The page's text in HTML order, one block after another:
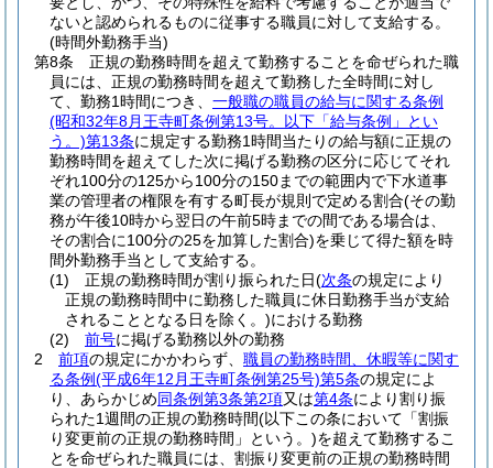
ないと認められるものに従事する職員に対して支給する。
(時間外勤務手当)
第8条
正規の勤務時間を超えて勤務することを命ぜられた職
員には、正規の勤務時間を超えて勤務した全時間に対し
て、勤務1時間につき、 一般職の職員の給与に関する条例
(昭和32年8月王寺町条例第13号。以下「給与条例」とい
う。)第13条に規定する勤務1時間当たりの給与額に正規の
勤務時間を超えてした次に掲げる勤務の区分に応じてそれ
ぞれ100分の125から100分の150までの範囲内で下水道事
業の管理者の権限を有する町長が規則で定める割合(その勤
務が午後10時から翌日の午前5時までの間である場合は、
その割合に100分の25を加算した割合)を乗じて得た額を時
間外勤務手当として支給する。
(1)
正規の勤務時間が割り振られた日(次条の規定により
正規の勤務時間中に勤務した職員に休日勤務手当が支給
されることとなる日を除く。)における勤務
(2)
前号に掲げる勤務以外の勤務
2
前項の規定にかかわらず、 職員の勤務時間、休暇等に関す
る条例(平成6年12月王寺町条例第25号)第5条の規定によ
り、あらかじめ同条例第3条第2項又は第4条により割り振
られた1週間の正規の勤務時間(以下この条において「割振
り変更前の正規の勤務時間」という。)を超えて勤務するこ
とを命ぜられた職員には、割振り変更前の正規の勤務時間